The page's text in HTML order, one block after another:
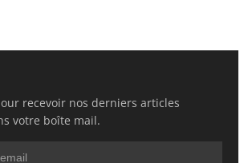
recevoir nos derniers articles
votre boîte mail.